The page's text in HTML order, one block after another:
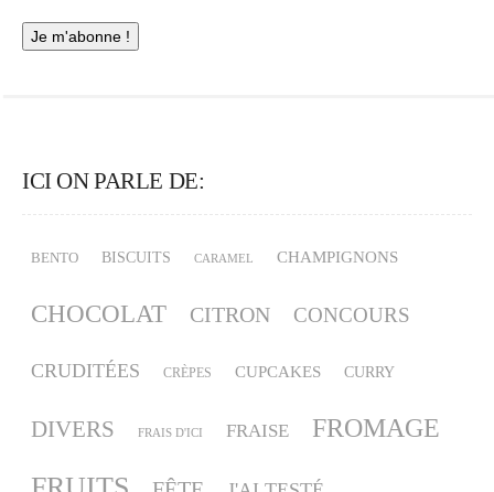
ICI ON PARLE DE:
BENTO BISCUITS CARAMEL CHAMPIGNONS
CHOCOLAT CITRON CONCOURS
CRUDITÉES CRÈPES CUPCAKES CURRY
DIVERS FRAIS D'ICI FRAISE FROMAGE